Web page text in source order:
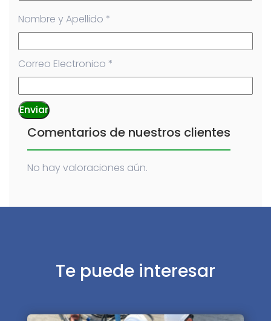
Nombre y Apellido *
Correo Electronico *
Comentarios de nuestros clientes
No hay valoraciones aún.
Te puede interesar